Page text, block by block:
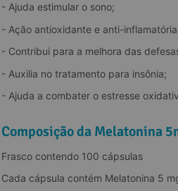
- Ajuda estimular o sono;
- Ação antioxidante e anti-
- Contribui para a melhora das
- Auxilia no tratamento para insônia;
- Ajuda a combater o estresse
Composição da Melatonina
Frasco contendo 100 cápsulas
Cada cápsula contém Melatonina 5